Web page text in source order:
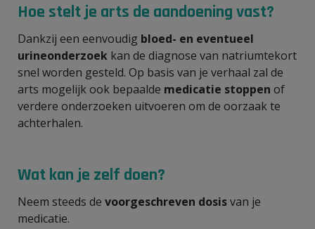
Hoe stelt je arts de aandoening vast?
Dankzij een eenvoudig bloed- en eventueel
urineonderzoek kan de diagnose van natriumtekort
snel worden gesteld. Op basis van je verhaal zal de
arts mogelijk ook bepaalde medicatie stoppen of
verdere onderzoeken uitvoeren om de oorzaak te
achterhalen.
Wat kan je zelf doen?
Neem steeds de voorgeschreven dosisvan je
medicatie.